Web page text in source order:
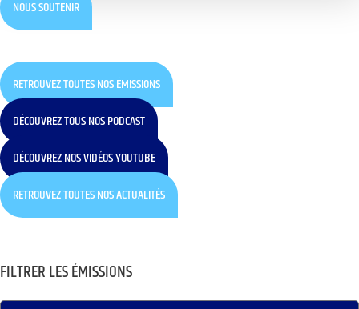
NOUS SOUTENIR
RETROUVEZ TOUTES NOS ÉMISSIONS
DÉCOUVREZ TOUS NOS PODCAST
DÉCOUVREZ NOS VIDÉOS YOUTUBE
RETROUVEZ TOUTES NOS ACTUALITÉS
FILTRER LES ÉMISSIONS